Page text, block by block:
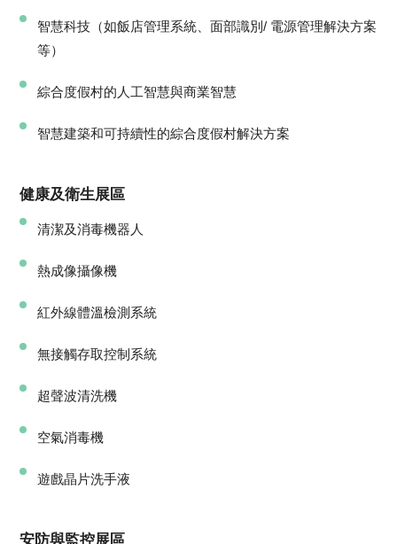
智慧科技（如飯店管理系統、面部識別/ 電源管理解決方案
等）
綜合度假村的人工智慧與商業智慧
智慧建築和可持續性的綜合度假村解決方案
健康及衛生展區
清潔及消毒機器人
熱成像攝像機
紅外線體溫檢測系統
無接觸存取控制系統
超聲波清洗機
空氣消毒機
遊戲晶片洗手液
安防與監控展區